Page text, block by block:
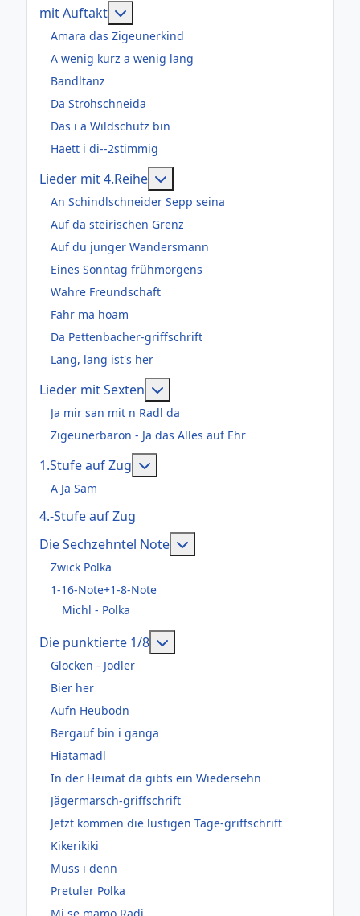
mit Auftakt
Amara das Zigeunerkind
A wenig kurz a wenig lang
Bandltanz
Da Strohschneida
Das i a Wildschütz bin
Haett i di--2stimmig
Lieder mit 4.Reihe
An Schindlschneider Sepp seina
Auf da steirischen Grenz
Auf du junger Wandersmann
Eines Sonntag frühmorgens
Wahre Freundschaft
Fahr ma hoam
Da Pettenbacher-griffschrift
Lang, lang ist's her
Lieder mit Sexten
Ja mir san mit n Radl da
Zigeunerbaron - Ja das Alles auf Ehr
1.Stufe auf Zug
A Ja Sam
4.-Stufe auf Zug
Die Sechzehntel Note
Zwick Polka
1-16-Note+1-8-Note
Michl - Polka
Die punktierte 1/8
Glocken - Jodler
Bier her
Aufn Heubodn
Bergauf bin i ganga
Hiatamadl
In der Heimat da gibts ein Wiedersehn
Jägermarsch-griffschrift
Jetzt kommen die lustigen Tage-griffschrift
Kikerikiki
Muss i denn
Pretuler Polka